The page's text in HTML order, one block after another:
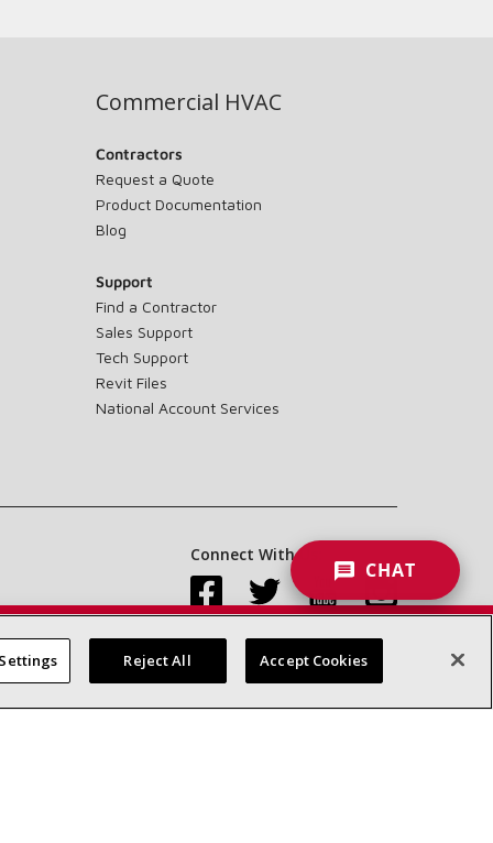
Commercial HVAC
Contractors
Request a Quote
Product Documentation
Blog
Support
Find a Contractor
Sales Support
Tech Support
Revit Files
National Account Services
Connect With Us:
Accessibility Statement Privacy Terms & Conditions
CHAT
Reject All Accept Cookies